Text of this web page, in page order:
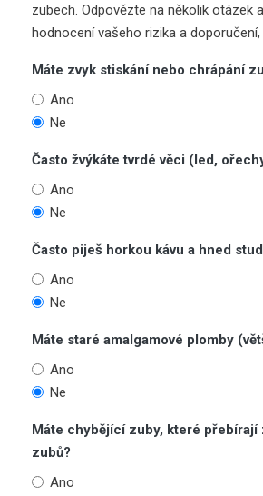
zubech. Odpovězte na několik otázek
hodnocení vašeho rizika a doporučení,
Máte zvyk stiskání nebo chrápání
Ano
Ne
Často žvýkáte tvrdé věci (led,
Ano
Ne
Často piješ horkou kávu a hned
Ano
Ne
Máte staré amalgamové plomby
Ano
Ne
Máte chybějící zuby, které přebírají
zubů?
Ano